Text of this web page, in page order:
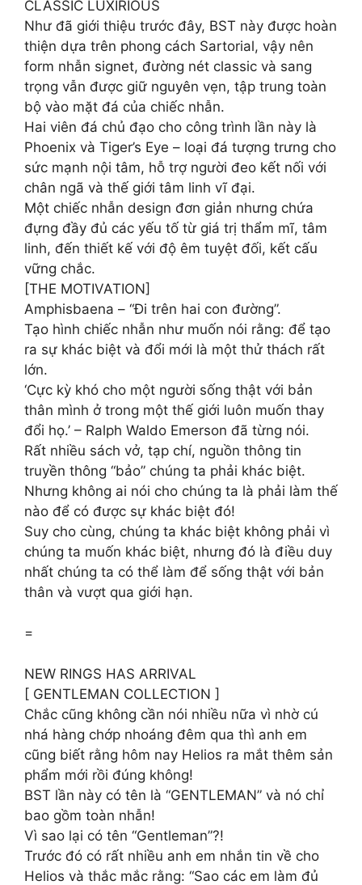
CLASSIC LUXIRIOUS
Như đã giới thiệu trước đây, BST này được hoàn
thiện dựa trên phong cách Sartorial, vậy nên
form nhẫn signet, đường nét classic và sang
trọng vẫn được giữ nguyên vẹn, tập trung toàn
bộ vào mặt đá của chiếc nhẫn.
Hai viên đá chủ đạo cho công trình lần này là
Phoenix và Tiger’s Eye – loại đá tượng trưng cho
sức mạnh nội tâm, hỗ trợ người đeo kết nối với
chân ngã và thế giới tâm linh vĩ đại.
Một chiếc nhẫn design đơn giản nhưng chứa
đựng đầy đủ các yếu tố từ giá trị thẩm mĩ, tâm
linh, đến thiết kế với độ êm tuyệt đối, kết cấu
vững chắc.
[THE MOTIVATION]
Amphisbaena – “Đi trên hai con đường”.
Tạo hình chiếc nhẫn như muốn nói rằng: để tạo
ra sự khác biệt và đổi mới là một thử thách rất
lớn.
‘Cực kỳ khó cho một người sống thật với bản
thân mình ở trong một thế giới luôn muốn thay
đổi họ.’ – Ralph Waldo Emerson đã từng nói.
Rất nhiều sách vở, tạp chí, nguồn thông tin
truyền thông “bảo” chúng ta phải khác biệt.
Nhưng không ai nói cho chúng ta là phải làm thế
nào để có được sự khác biệt đó!
Suy cho cùng, chúng ta khác biệt không phải vì
chúng ta muốn khác biệt, nhưng đó là điều duy
nhất chúng ta có thể làm để sống thật với bản
thân và vượt qua giới hạn.
=
NEW RINGS HAS ARRIVAL
[ GENTLEMAN COLLECTION ]
Chắc cũng không cần nói nhiều nữa vì nhờ cú
nhá hàng chớp nhoáng đêm qua thì anh em
cũng biết rằng hôm nay Helios ra mắt thêm sản
phẩm mới rồi đúng không!
BST lần này có tên là “GENTLEMAN” và nó chỉ
bao gồm toàn nhẫn!
Vì sao lại có tên “Gentleman”?!
Trước đó có rất nhiều anh em nhắn tin về cho
Helios và thắc mắc rằng: “Sao các em làm đủ